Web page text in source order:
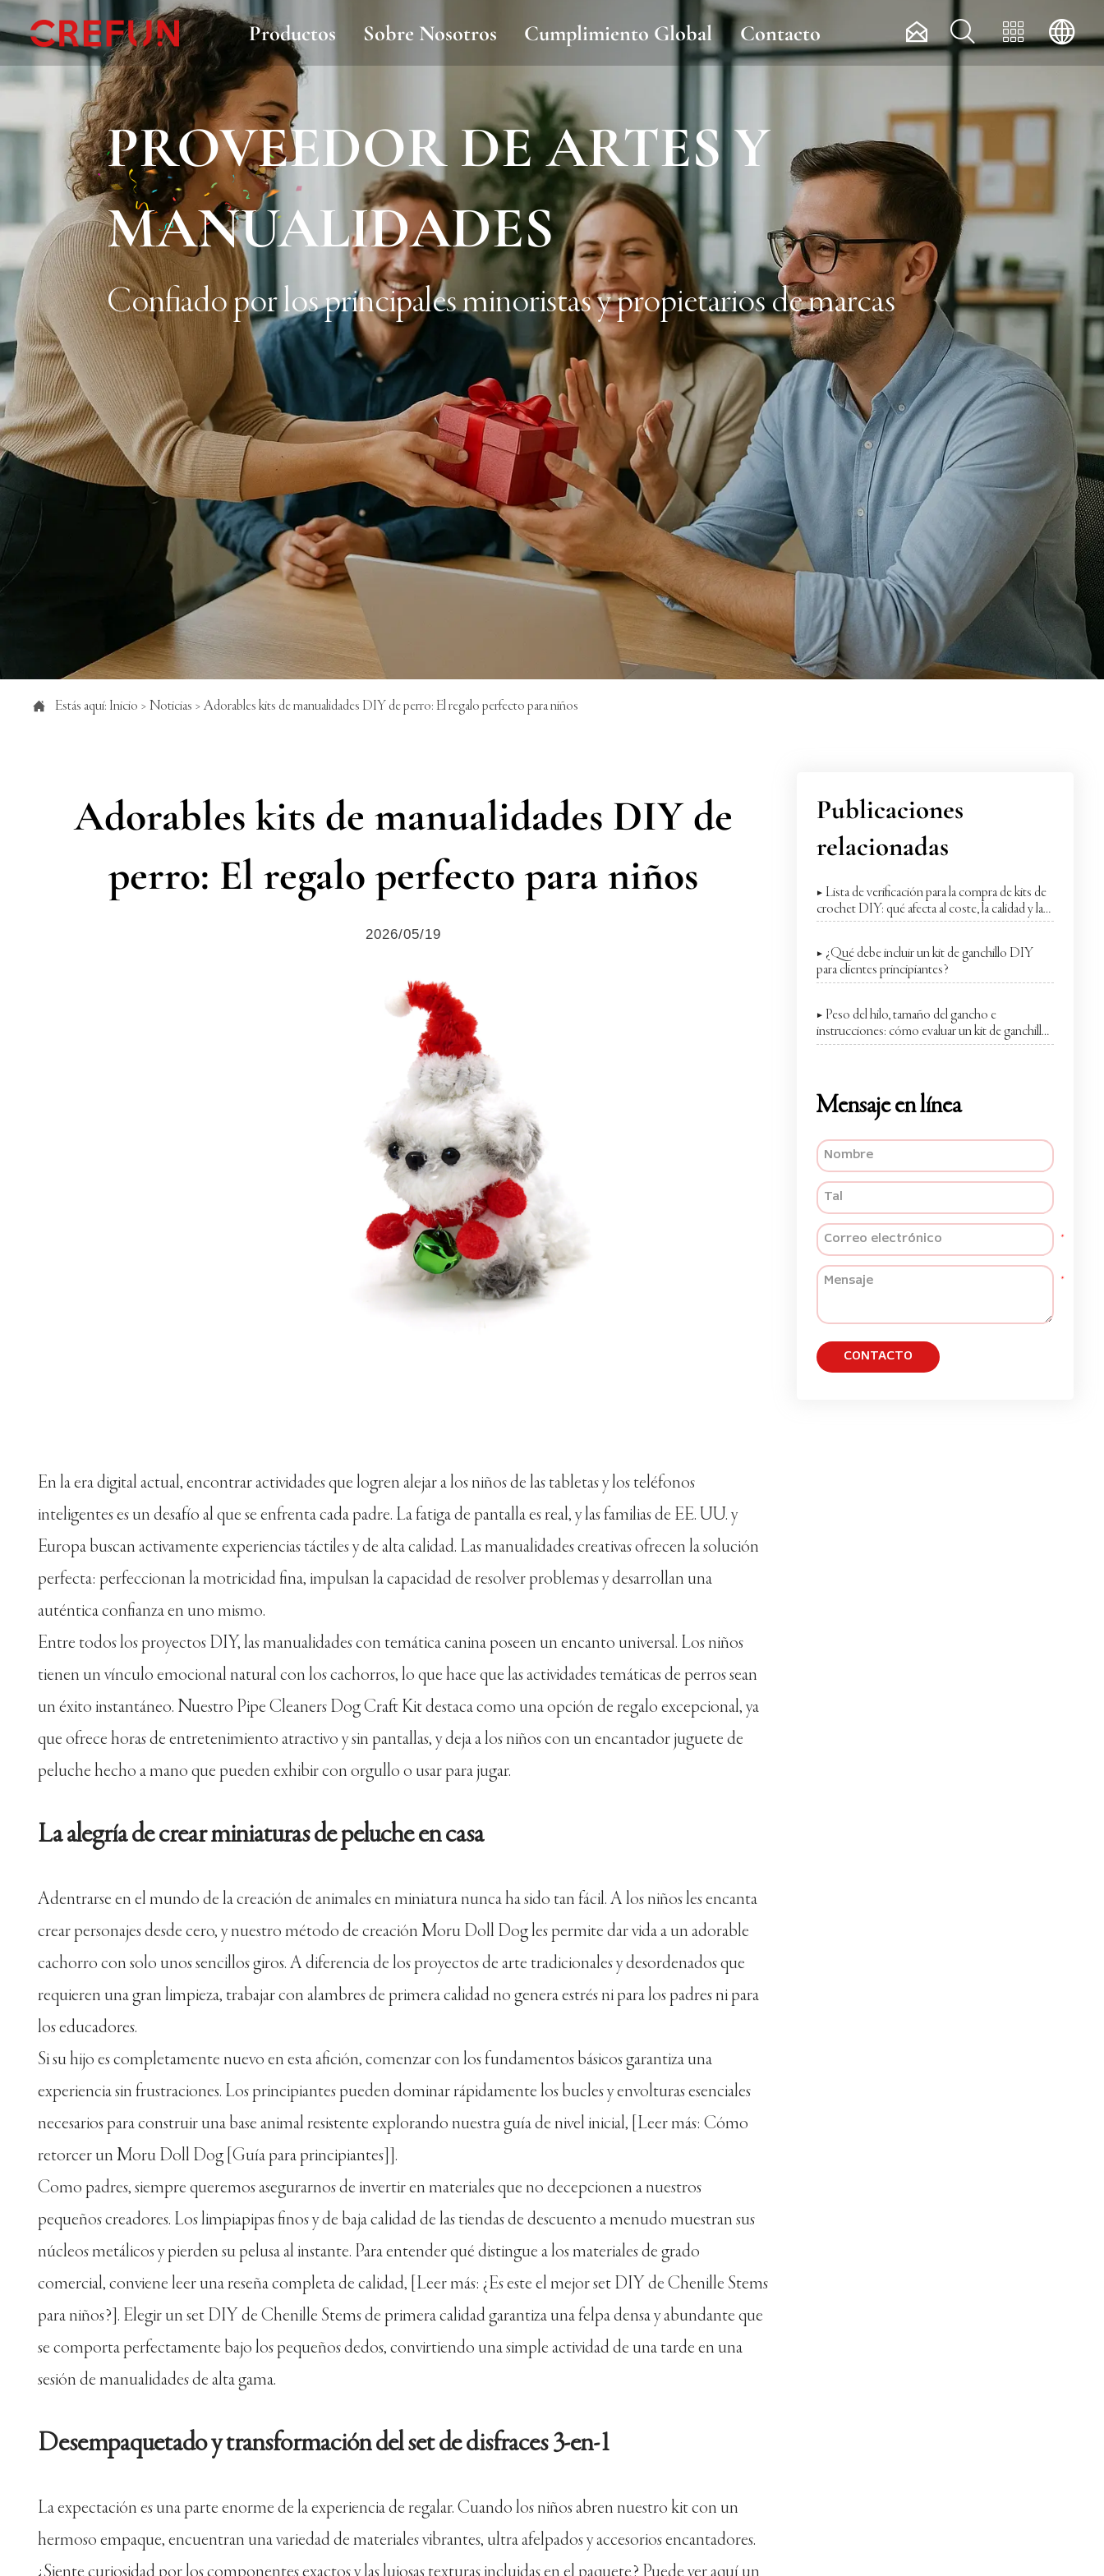
Productos Sobre Nosotros Cumplimiento Global Contacto    
PROVEEDOR DE ARTES Y
MANUALIDADES
Confiado por los principales minoristas y propietarios de marcas
 Estás aquí: Inicio > Noticias > Adorables kits de manualidades DIY de perro: El regalo perfecto para niños
Adorables kits de manualidades DIY de
perro: El regalo perfecto para niños
2026/05/19
En la era digital actual, encontrar actividades que logren alejar a los niños de las tabletas y los teléfonos
inteligentes es un desafío al que se enfrenta cada padre. La fatiga de pantalla es real, y las familias de EE. UU. y
Europa buscan activamente experiencias táctiles y de alta calidad. Las manualidades creativas ofrecen la solución
perfecta: perfeccionan la motricidad fina, impulsan la capacidad de resolver problemas y desarrollan una
auténtica confianza en uno mismo.
Entre todos los proyectos DIY, las manualidades con temática canina poseen un encanto universal. Los niños
tienen un vínculo emocional natural con los cachorros, lo que hace que las actividades temáticas de perros sean
un éxito instantáneo. Nuestro Pipe Cleaners Dog Craft Kit destaca como una opción de regalo excepcional, ya
que ofrece horas de entretenimiento atractivo y sin pantallas, y deja a los niños con un encantador juguete de
peluche hecho a mano que pueden exhibir con orgullo o usar para jugar.
La alegría de crear miniaturas de peluche en casa
Adentrarse en el mundo de la creación de animales en miniatura nunca ha sido tan fácil. A los niños les encanta
crear personajes desde cero, y nuestro método de creación Moru Doll Dog les permite dar vida a un adorable
cachorro con solo unos sencillos giros. A diferencia de los proyectos de arte tradicionales y desordenados que
requieren una gran limpieza, trabajar con alambres de primera calidad no genera estrés ni para los padres ni para
los educadores.
Si su hijo es completamente nuevo en esta afición, comenzar con los fundamentos básicos garantiza una
experiencia sin frustraciones. Los principiantes pueden dominar rápidamente los bucles y envolturas esenciales
necesarios para construir una base animal resistente explorando nuestra guía de nivel inicial, [Leer más: Cómo
retorcer un Moru Doll Dog [Guía para principiantes]].
Como padres, siempre queremos asegurarnos de invertir en materiales que no decepcionen a nuestros
pequeños creadores. Los limpiapipas finos y de baja calidad de las tiendas de descuento a menudo muestran sus
núcleos metálicos y pierden su pelusa al instante. Para entender qué distingue a los materiales de grado
comercial, conviene leer una reseña completa de calidad, [Leer más: ¿Es este el mejor set DIY de Chenille Stems
para niños?]. Elegir un set DIY de Chenille Stems de primera calidad garantiza una felpa densa y abundante que
se comporta perfectamente bajo los pequeños dedos, convirtiendo una simple actividad de una tarde en una
sesión de manualidades de alta gama.
Desempaquetado y transformación del set de disfraces 3-en-1
La expectación es una parte enorme de la experiencia de regalar. Cuando los niños abren nuestro kit con un
hermoso empaque, encuentran una variedad de materiales vibrantes, ultra afelpados y accesorios encantadores.
¿Siente curiosidad por los componentes exactos y las lujosas texturas incluidas en el paquete? Puede ver aquí un
Publicaciones
relacionadas
▶ Lista de verificación para la compra de kits de
crochet DIY: qué afecta al coste, la calidad y la
rotación de ventas
▶ ¿Qué debe incluir un kit de ganchillo DIY
para clientes principiantes?
▶ Peso del hilo, tamaño del gancho e
instrucciones: cómo evaluar un kit de ganchillo
DIY
Mensaje en línea
CONTACTO